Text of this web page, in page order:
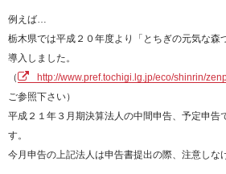
例えば…
栃木県では平成２０年度より「とちぎの元気な森
導入しました。
（
http://www.pref.tochigi.lg.jp/eco/shinrin/
ご参照下さい）
平成２１年３月期決算法人の中間申告、予定申告
す。
今月申告の上記法人は申告書提出の際、注意しな